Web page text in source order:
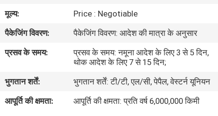
गुणवत्ता
नियंत्रण
संपर्क
करें
समाचार
मूल्य:
Price : Negotiable
पैकेजिंग विवरण:
पैकेजिंग विवरण: आदेश की मात्रा के अनुसार
प्रसव के समय:
प्रसव के समय: नमूना आदेश के लिए 3 से 5 दिन,
थोक आदेश के लिए 7 से 15 दिन;
भुगतान शर्तें:
भुगतान शर्तें: टी/टी, एल/सी, पेपैल, वेस्टर्न यूनियन
आपूर्ति की क्षमता:
आपूर्ति की क्षमता: प्रति वर्ष 6,000,000 किमी